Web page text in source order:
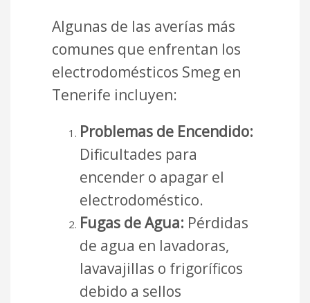
Algunas de las averías más
comunes que enfrentan los
electrodomésticos Smeg en
Tenerife incluyen:
Problemas de Encendido:
Dificultades para
encender o apagar el
electrodoméstico.
Fugas de Agua: Pérdidas
de agua en lavadoras,
lavavajillas o frigoríficos
debido a sellos